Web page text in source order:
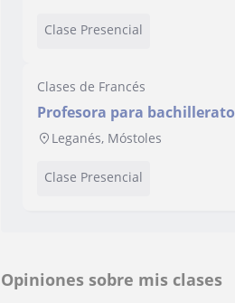
Clase Presencial
Clases de Francés
Profesora para
Leganés, Móstoles
Clase Presencial
Opiniones sobre mis clases